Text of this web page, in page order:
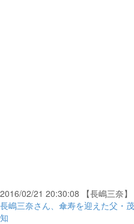
2016/02/21 20:30:08 【長嶋三奈】
長嶋三奈さん、傘寿を迎えた父・
知